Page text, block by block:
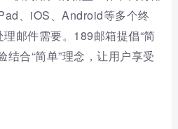
、iOS、Android等多个终
邮件需要。189邮箱提倡“简
结合“简单”理念，让用户享受